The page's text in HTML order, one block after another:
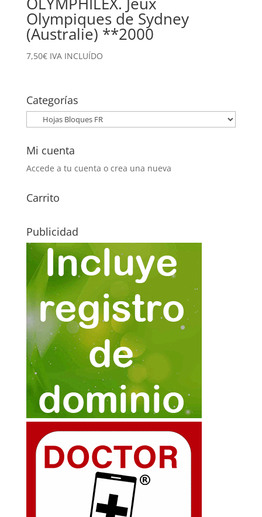
Olympiques de Sydney
(Australie) **2000
7,50€ IVA INCLUÍDO
Categorías
Mi cuenta
Accede a tu cuenta o crea una nueva
Carrito
Publicidad